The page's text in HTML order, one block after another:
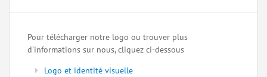
Pour télécharger notre logo ou trouver plus
d’informations sur nous, cliquez ci-dessous
Logo et identité visuelle